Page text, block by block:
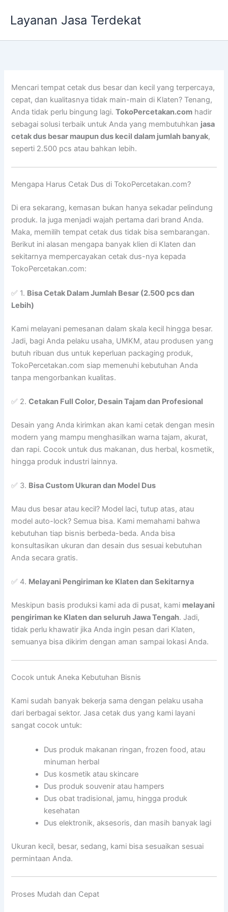
Layanan Jasa Terdekat
Mencari tempat cetak dus besar dan kecil yang terpercaya,
cepat, dan kualitasnya tidak main-main di Klaten? Tenang,
Anda tidak perlu bingung lagi.TokoPercetakan.com hadir
sebagai solusi terbaik untuk Anda yang membutuhkan jasa
cetak dus besar maupun dus kecil dalam jumlah banyak,
seperti 2.500 pcs atau bahkan lebih.
Mengapa Harus Cetak Dus di TokoPercetakan.com?
Di era sekarang, kemasan bukan hanya sekadar pelindung
produk. Ia juga menjadi wajah pertama dari brand Anda.
Maka, memilih tempat cetak dus tidak bisa sembarangan.
Berikut ini alasan mengapa banyak klien di Klaten dan
sekitarnya mempercayakan cetak dus-nya kepada
TokoPercetakan.com:
✅ 1. Bisa Cetak Dalam Jumlah Besar (2.500 pcs dan
Lebih)
Kami melayani pemesanan dalam skala kecil hingga besar.
Jadi, bagi Anda pelaku usaha, UMKM, atau produsen yang
butuh ribuan dus untuk keperluan packaging produk,
TokoPercetakan.com siap memenuhi kebutuhan Anda
tanpa mengorbankan kualitas.
✅ 2.Cetakan Full Color, Desain Tajam dan Profesional
Desain yang Anda kirimkan akan kami cetak dengan mesin
modern yang mampu menghasilkan warna tajam, akurat,
dan rapi. Cocok untuk dus makanan, dus herbal, kosmetik,
hingga produk industri lainnya.
✅ 3. Bisa Custom Ukuran dan Model Dus
Mau dus besar atau kecil? Model laci, tutup atas, atau
model auto-lock? Semua bisa. Kami memahami bahwa
kebutuhan tiap bisnis berbeda-beda. Anda bisa
konsultasikan ukuran dan desain dus sesuai kebutuhan
Anda secara gratis.
✅ 4. Melayani Pengiriman ke Klaten dan Sekitarnya
Meskipun basis produksi kami ada di pusat, kami melayani
pengiriman ke Klaten dan seluruh Jawa Tengah. Jadi,
tidak perlu khawatir jika Anda ingin pesan dari Klaten,
semuanya bisa dikirim dengan aman sampai lokasi Anda.
Cocok untuk Aneka Kebutuhan Bisnis
Kami sudah banyak bekerja sama dengan pelaku usaha
dari berbagai sektor. Jasa cetak dus yang kami layani
sangat cocok untuk:
Dus produk makanan ringan, frozen food, atau
minuman herbal
Dus kosmetik atau skincare
Dus produk souvenir atau hampers
Dus obat tradisional, jamu, hingga produk
kesehatan
Dus elektronik, aksesoris, dan masih banyak lagi
Ukuran kecil, besar, sedang, kami bisa sesuaikan sesuai
permintaan Anda.
Proses Mudah dan Cepat